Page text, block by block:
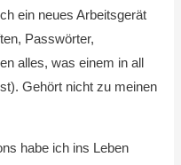
ein neues Arbeitsgerät
Passwörter,
alles, was einem in all
Gehört nicht zu meinen
habe ich ins Leben